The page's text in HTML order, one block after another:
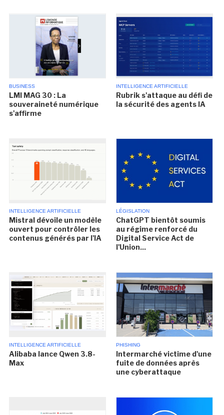
BUSINESS
LMI MAG 30 : La
souveraineté numérique
s'affirme
INTELLIGENCE ARTIFICIELLE
Rubrik s'attaque au défi de
la sécurité des agents IA
INTELLIGENCE ARTIFICIELLE
Mistral dévoile un modèle
ouvert pour contrôler les
contenus générés par l'IA
LÉGISLATION
ChatGPT bientôt soumis
au régime renforcé du
Digital Service Act de
l'Union...
INTELLIGENCE ARTIFICIELLE
Alibaba lance Qwen 3.8-
Max
PHISHING
Intermarché victime d'une
fuite de données après
une cyberattaque